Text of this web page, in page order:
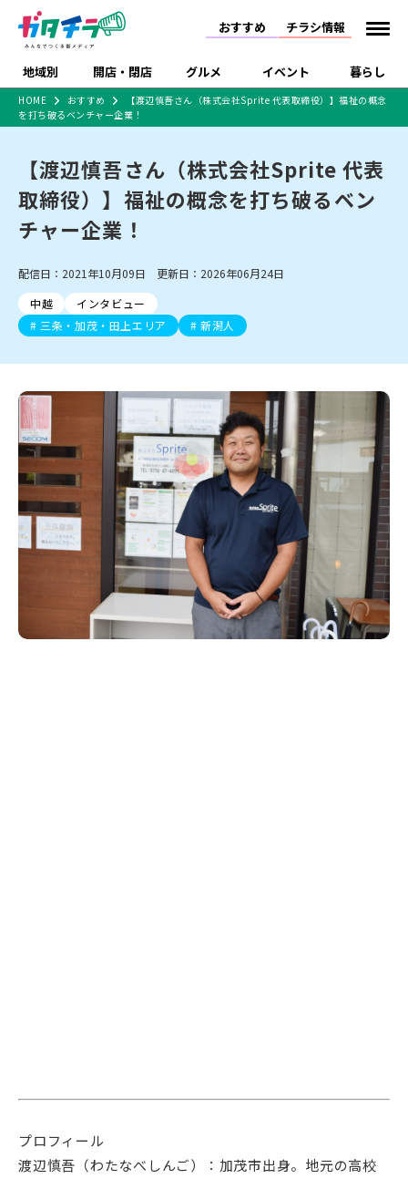
おすすめ チラシ情報
地域別 開店・閉店 グルメ イベント 暮らし
新潟市 下越
中越
佐渡
新潟市中央区 新潟市東区 新潟市西区
新潟市北区
新潟市南区
新潟市江南区 新潟市秋葉区
新潟市西蒲区
村上・関川
新発田・聖籠
胎内・粟島
三条・加茂・田上
五泉・阿賀野・阿賀
燕・弥彦
長岡・見附
小千谷・十日町・津南
魚沼・南魚沼・湯沢
柏崎・刈羽・出雲崎
上越・妙高・糸魚川
開店 閉店
リニューアル・移転
新潟市・開店
新潟市・閉店
長岡市・開店
長岡市・閉店
上越市・開店
ラーメン・開店
ラーメン・閉店
ラーメン 現地レポート
和食
スイーツ
ご当地グルメ 食べ歩き テイクアウト
季節・期間限定
カフェ
居酒屋・バー
パスタ
パン・ベーカリー
タレカツ・豚カツ
デカ盛り・大盛り
旨辛・激辛
定食・町定食 海鮮・鮨
そば・うどん
日本酒・新潟清酒
ワイン・クラフトビール
ケーキ・パフェ
ビアガーデン・暑気払い
忘新年会・歓送迎会
体験・販売 祭り・伝統行事
趣味・展示会
スポーツ
セミナー・講演会 子ども向け 花火大会
入場無料
住宅展示場
完成見学会 学生スポーツ アルビレックス
施設・ショップ
住宅メーカー・工務
店
食品メーカー・県産
習い事・塾 アパレル・雑貨
フィットネス・ジム
観光スポット
温泉・入浴 ホテル
リラクゼーション・整体
スキー場
リユース・買取
病院・クリニック
イオンモール
ラブラ万代・ラブラ2
ビルボードプレイスBP
新潟伊勢丹
ピア万代
リバーサイド千秋
パティオPATIO
特売セール インタビュー
特集・まとめ記事
セツコママ ランキング 新潟人
キャンペーン
開店まとめ
閉店まとめ
ラーメンまとめ
飲食店まとめ
食品スーパー・コンビ
ショッピングモール・
大型施設
ドラッグストア・ホーム
センター
ファッション 生活サービス
冠婚葬祭
習い事・塾 通販・EC イベント
官公庁・自治体
新潟市 チラシ
長岡・見附 チラシ
上越・妙高・糸魚川 チラシ
注目 チラシ
週末セール
火曜セール
オープン・リニューアルセール
周年祭・感謝祭セール
年末・初売りセール
HOME おすすめ
【渡辺慎吾さん（株式会社Sprite 代表取締役）】福祉の概念
を打ち破るベンチャー企業！
【渡辺慎吾さん（株式会社Sprite 代表
取締役）】福祉の概念を打ち破るベン
チャー企業！
配信日：2021年10月09日 更新日：2026年06月24日
中越
インタビュー
三条・加茂・田上エリア
新潟人
プロフィール
渡辺慎吾（わたなべしんご）：加茂市出身。地元の高校